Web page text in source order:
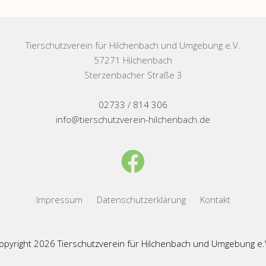
Tierschutzverein für Hilchenbach und Umgebung e.V.
57271 Hilchenbach
Sterzenbacher Straße 3
02733 / 814 306
info@tierschutzverein-hilchenbach.de
Impressum Datenschutzerklärung Kontakt
2026 Tierschutzverein für Hilchenbach und Umgebung